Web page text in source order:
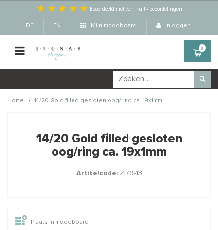
Beoordeeld met een - uit -beoordelingen
DE EN Mijn moodboard Inloggen
0
Home / 14/20 Gold filled gesloten oog/ring ca. 19x1mm
producten ook interessant
voor je?
14/20 Gold filled gesloten
oog/ring ca. 19x1mm
Artikelcode:Zi79-13
Plaats in moodboard